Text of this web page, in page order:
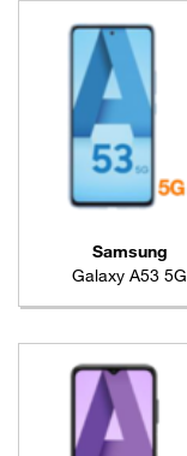
Samsung
Galaxy A53 5G